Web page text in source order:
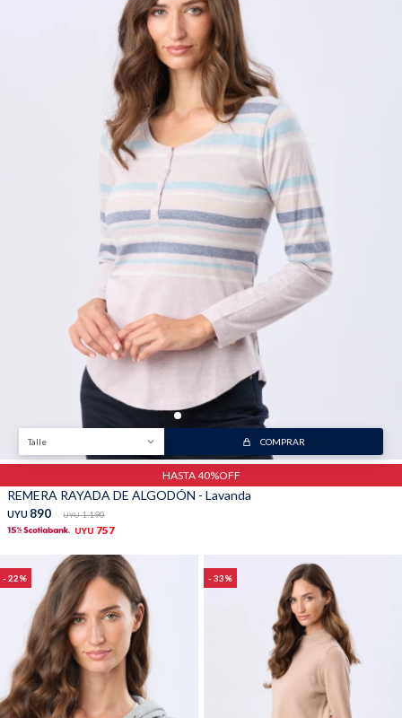
Talle COMPRAR
HASTA 40%OFF
REMERA RAYADA DE ALGODÓN - Lavanda
UYU 890 UYU 1.190
UYU 757
22 33